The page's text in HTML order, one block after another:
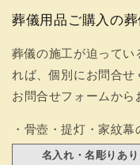
葬儀用品ご購入の
葬儀の施工が迫ってい
れば、個別にお問合
お問合せフォームから
・骨壺・提灯・家紋
名入れ・名彫りあり